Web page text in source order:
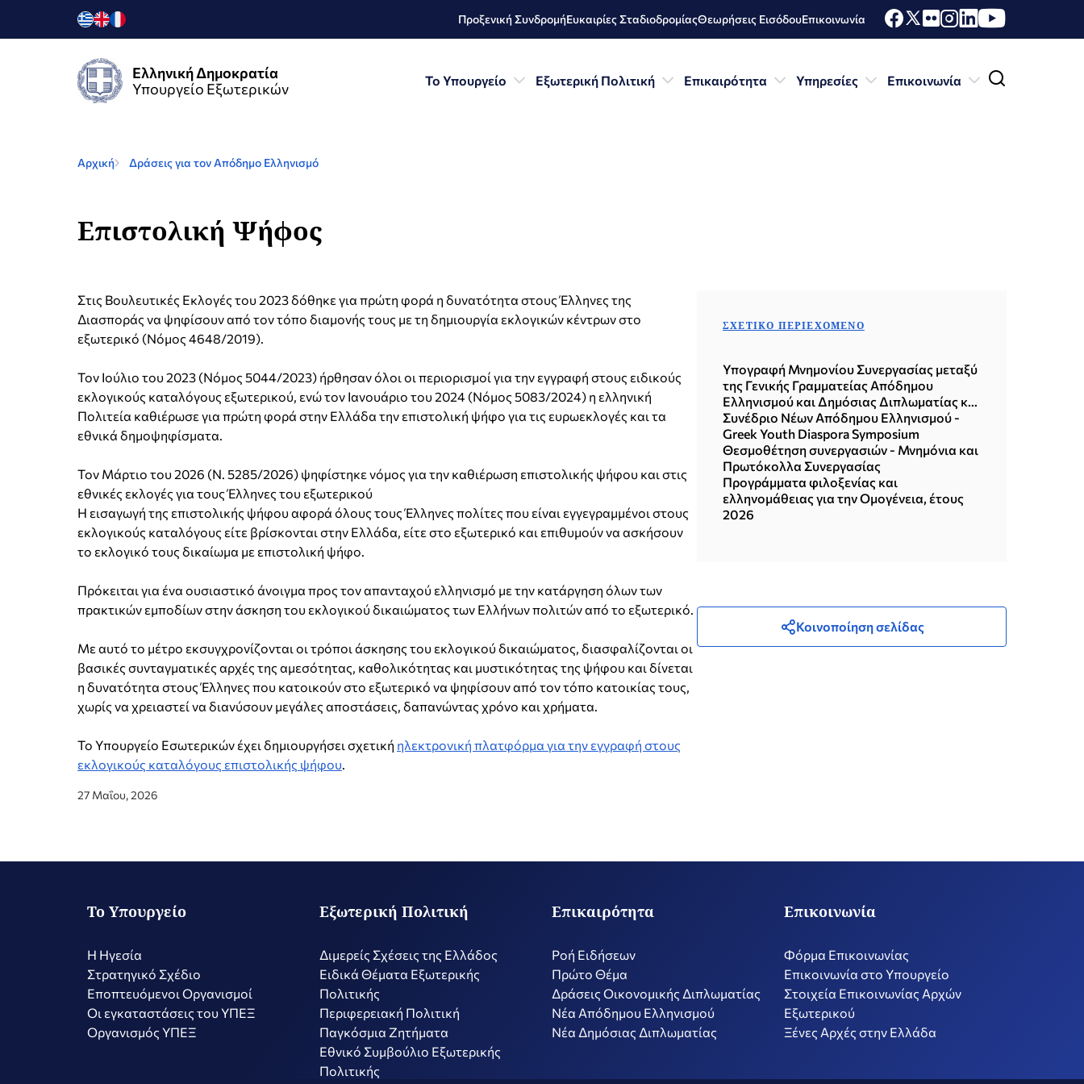
Προξενική ΣυνδρομήΕυκαιρίες ΣταδιοδρομίαςΘεωρήσεις ΕισόδουΕπικοινωνία
Ελληνική Δημοκρατία
Υπουργείο Εξωτερικών
Το Υπουργείο Εξωτερική Πολιτική Επικαιρότητα Υπηρεσίες Επικοινωνία
Αρχική Δράσεις για τον Απόδημο Ελληνισμό
Επιστολική Ψήφος
Στις Βουλευτικές Εκλογές του 2023 δόθηκε για πρώτη φορά η δυνατότητα στους Έλληνες της
Διασποράς να ψηφίσουν από τον τόπο διαμονής τους με τη δημιουργία εκλογικών κέντρων στο
εξωτερικό (Νόμος 4648/2019).
Τον Ιούλιο του 2023 (Νόμος 5044/2023) ήρθησαν όλοι οι περιορισμοί για την εγγραφή στους ειδικούς
εκλογικούς καταλόγους εξωτερικού, ενώ τον Ιανουάριο του 2024 (Νόμος 5083/2024) η ελληνική
Πολιτεία καθιέρωσε για πρώτη φορά στην Ελλάδα την επιστολική ψήφο για τις ευρωεκλογές και τα
εθνικά δημοψηφίσματα.
Τον Μάρτιο του 2026 (Ν. 5285/2026) ψηφίστηκε νόμος για την καθιέρωση επιστολικής ψήφου και στις
εθνικές εκλογές για τους Έλληνες του εξωτερικού
Η εισαγωγή της επιστολικής ψήφου αφορά όλους τους Έλληνες πολίτες που είναι εγγεγραμμένοι στους
εκλογικούς καταλόγους είτε βρίσκονται στην Ελλάδα, είτε στο εξωτερικό και επιθυμούν να ασκήσουν
το εκλογικό τους δικαίωμα με επιστολική ψήφο.
Πρόκειται για ένα ουσιαστικό άνοιγμα προς τον απανταχού ελληνισμό με την κατάργηση όλων των
πρακτικών εμποδίων στην άσκηση του εκλογικού δικαιώματος των Ελλήνων πολιτών από το εξωτερικό.
Με αυτό το μέτρο εκσυγχρονίζονται οι τρόποι άσκησης του εκλογικού δικαιώματος, διασφαλίζονται οι
βασικές συνταγματικές αρχές της αμεσότητας, καθολικότητας και μυστικότητας της ψήφου και δίνεται
η δυνατότητα στους Έλληνες που κατοικούν στο εξωτερικό να ψηφίσουν από τον τόπο κατοικίας τους,
χωρίς να χρειαστεί να διανύσουν μεγάλες αποστάσεις, δαπανώντας χρόνο και χρήματα.
Το Υπουργείο Εσωτερικών έχει δημιουργήσει σχετική ηλεκτρονική πλατφόρμα για την εγγραφή στους
εκλογικούς καταλόγους επιστολικής ψήφου.
27 Μαΐου, 2026
ΣΧΕΤΙΚΌ ΠΕΡΙΕΧΌΜΕΝΟ
Υπογραφή Μνημονίου Συνεργασίας μεταξύ
της Γενικής Γραμματείας Απόδημου
Ελληνισμού και Δημόσιας Διπλωματίας και
της BioInnovation Greece (Αθήνα,
08.07.2026)
Συνέδριο Νέων Απόδημου Ελληνισμού -
Greek Youth Diaspora Symposium
Θεσμοθέτηση συνεργασιών - Μνημόνια και
Πρωτόκολλα Συνεργασίας
Προγράμματα φιλοξενίας και
ελληνομάθειας για την Ομογένεια, έτους
2026
Κοινοποίηση σελίδας
Το Υπουργείο
Η Ηγεσία
Στρατηγικό Σχέδιο
Εποπτευόμενοι Οργανισμοί
Οι εγκαταστάσεις του ΥΠΕΞ
Οργανισμός ΥΠΕΞ
Εξωτερική Πολιτική
Διμερείς Σχέσεις της Ελλάδος
Ειδικά Θέματα Εξωτερικής
Πολιτικής
Περιφερειακή Πολιτική
Παγκόσμια Ζητήματα
Εθνικό Συμβούλιο Εξωτερικής
Πολιτικής
Επικαιρότητα
Ροή Ειδήσεων
Πρώτο Θέμα
Δράσεις Οικονομικής Διπλωματίας
Nέα Απόδημου Ελληνισμού
Νέα Δημόσιας Διπλωματίας
Επικοινωνία
Φόρμα Επικοινωνίας
Επικοινωνία στο Υπουργείο
Στοιχεία Επικοινωνίας Αρχών
Εξωτερικού
Ξένες Αρχές στην Ελλάδα